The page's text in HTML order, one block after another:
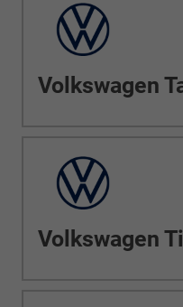
Volkswagen
Volkswagen